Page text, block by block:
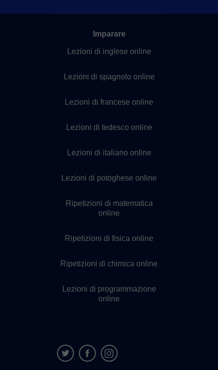
Imparare
Lezioni di inglese online
Lezioni di spagnolo online
Lezioni di francese online
Lezioni di tedesco online
Lezioni di italiano online
Lezioni di potoghese online
Ripetizioni di matematica
online
Ripetizioni di fisica online
Ripetizioni di chimica online
Lezioni di programmazione
online